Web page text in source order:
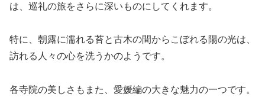
は、巡礼の旅をさらに深いものにしてくれます。
特に、朝露に濡れる苔と古木の間からこぼれる陽の光は、
訪れる人々の心を洗うかのようです。
各寺院の美しさもまた、愛媛編の大きな魅力の一つです。